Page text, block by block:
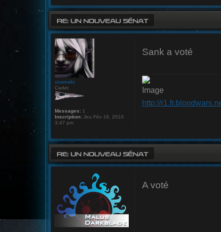
RE: UN NOUVEAU SÉNAT
Sank a voté
http://
ozamaki
Cadet
Messages: 1
Inscription: Jeu Fév 18, 2010
3:47 pm
RE: UN NOUVEAU SÉNAT
A voté